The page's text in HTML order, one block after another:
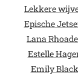
Lekkere
Epische
Lana
Estelle
Emily Black